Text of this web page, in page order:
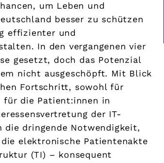
um Leben und
besser zu schützen
effizienter und
In den vergangenen vier
gesetzt, doch das Potenzial
nicht ausgeschöpft. Mit Blick
Fortschritt, sowohl für
für die Patient:innen in
der IT-
die dringende Notwendigkeit,
elektronische Patientenakte
(TI) – konsequent